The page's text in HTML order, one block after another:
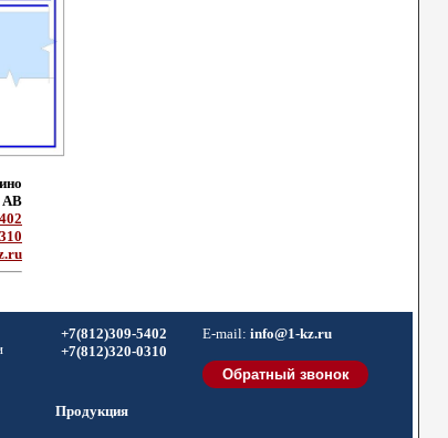
АВ
+7(812)309-5402
+7(812)320-0310
E-mail: info@1-kz.ru
Продукция